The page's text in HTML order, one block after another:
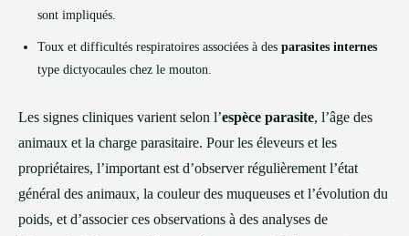
sont impliqués.
Toux et difficultés respiratoires associées à des parasites internes
type dictyocaules chez le mouton.
Les signes cliniques varient selon l’espèce parasite, l’âge des
animaux et la charge parasitaire. Pour les éleveurs et les
propriétaires, l’important est d’observer régulièrement l’état
général des animaux, la couleur des muqueuses et l’évolution du
poids, et d’associer ces observations à des analyses de